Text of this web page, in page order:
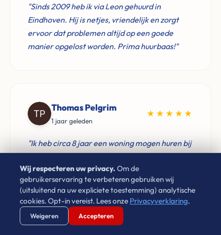
"Sinds 2009 heb ik via Leon gehuurd in
Eindhoven. Hij is netjes, vriendelijk en zorgt
ervoor dat problemen altijd op een goede
manier opgelost worden. Prima huurbaas!"
Thomas Pelgrim
1 jaar geleden
★★★★★
"Ik heb circa 8 jaar een woning mogen huren bij
Leon van Leco Vastgoed. Hij is een zeer
prettige huisbaas, komt zijn afspraken goed na
en zorgt dat problemen snel verholpen worden.
Zeker een goed voorbeeld voor verhuurders"
Wij respecteren uw privacy. Om de
gebruikerservaring te verbeteren gebruiken wij
(uitsluitend na uw expliciete toestemming) analytische
cookies. Opt-in vereist. Lees onze Privacyverklaring.
Weigeren Accepteren
Verstuur WhatsApp